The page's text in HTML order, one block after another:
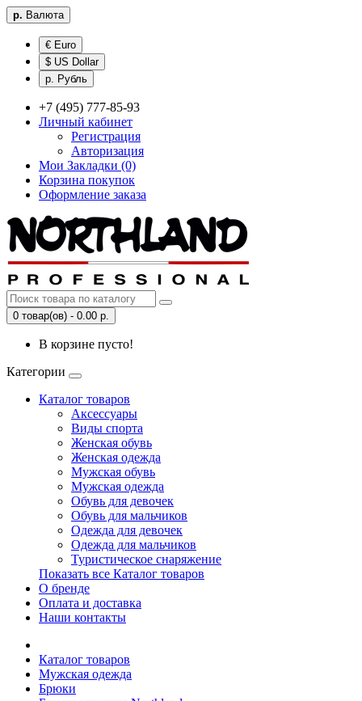
р. Валюта
€ Euro
$ US Dollar
р. Рубль
+7 (495) 777-85-93
Личный кабинет
Регистрация
Авторизация
Мои Закладки (0)
Корзина покупок
Оформление заказа
0 товар(ов) - 0.00 р.
В корзине пусто!
Категории
Каталог товаров
Аксессуары
Виды спорта
Женская обувь
Женская одежда
Мужская обувь
Мужская одежда
Обувь для девочек
Обувь для мальчиков
Одежда для девочек
Одежда для мальчиков
Туристическое снаряжение
Показать все Каталог товаров
О бренде
Оплата и доставка
Наши контакты
Каталог товаров
Мужская одежда
Брюки